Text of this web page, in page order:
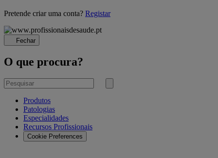
A
Pretende criar uma conta? Registar
Fechar
O que procura?
Pesquisar
por
Submeter
Produtos
Patologias
Especialidades
Recursos Profissionais
Cookie Preferences